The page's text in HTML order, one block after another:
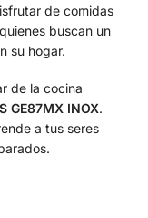
de comidas
buscan un
su hogar.
de la cocina
GE87MX INOX.
a tus seres